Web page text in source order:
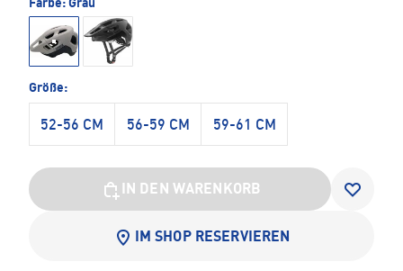
Farbe: Grau
Größe:
52-56 CM 56-59 CM 59-61 CM
IN DEN WARENKORB
IM SHOP RESERVIEREN